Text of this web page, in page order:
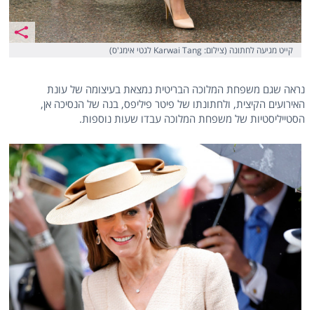
קייט מגיעה לחתונה (צילום: Karwai Tang לגטי אימג'ס)
נראה שגם משפחת המלוכה הבריטית נמצאת בעיצומה של עונת
האירועים הקיצית, ולחתונתו של פיטר פיליפס, בנה של הנסיכה אן,
הסטייליסטיות של משפחת המלוכה עבדו שעות נוספות.